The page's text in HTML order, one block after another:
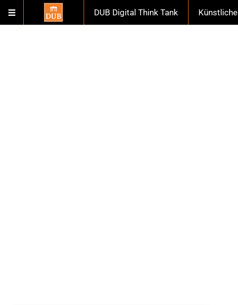
DUB Digital Think Tank Künstliche